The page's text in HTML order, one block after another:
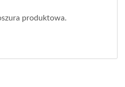
produktowa.